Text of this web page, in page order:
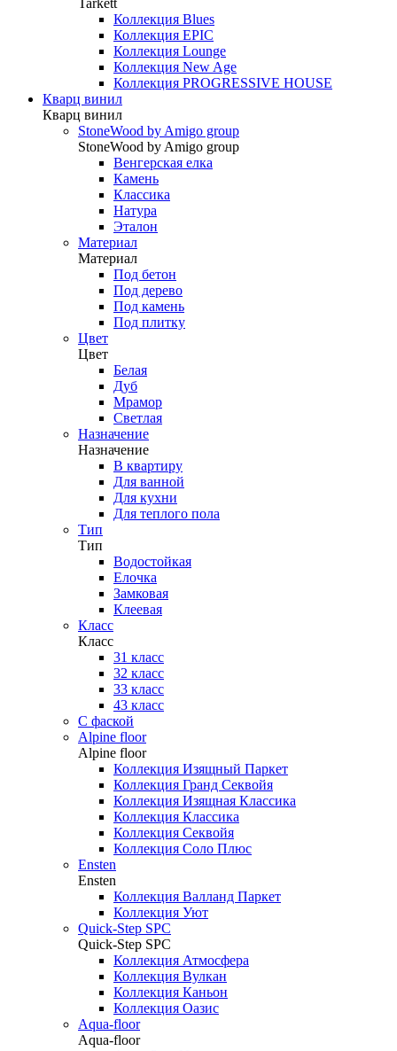
Tarkett
Коллекция Blues
Коллекция EPIC
Коллекция Lounge
Коллекция New Age
Коллекция PROGRESSIVE HOUSE
Кварц винил
Кварц винил
StoneWood by Amigo group
StoneWood by Amigo group
Венгерская елка
Камень
Классика
Натура
Эталон
Материал
Материал
Под бетон
Под дерево
Под камень
Под плитку
Цвет
Цвет
Белая
Дуб
Мрамор
Светлая
Назначение
Назначение
В квартиру
Для ванной
Для кухни
Для теплого пола
Тип
Тип
Водостойкая
Елочка
Замковая
Клеевая
Класс
Класс
31 класс
32 класс
33 класс
43 класс
С фаской
Alpine floor
Alpine floor
Коллекция Изящный Паркет
Коллекция Гранд Секвойя
Коллекция Изящная Классика
Коллекция Классика
Коллекция Секвойя
Коллекция Соло Плюс
Ensten
Ensten
Коллекция Валланд Паркет
Коллекция Уют
Quick-Step SPC
Quick-Step SPC
Коллекция Атмосфера
Коллекция Вулкан
Коллекция Каньон
Коллекция Оазис
Aqua-floor
Aqua-floor